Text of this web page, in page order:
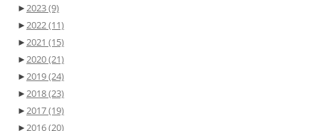
► 2023(9)
► 2022(11)
► 2021 (15)
► 2020(21)
► 2019(24)
► 2018(23)
► 2017(19)
► 2016(20)